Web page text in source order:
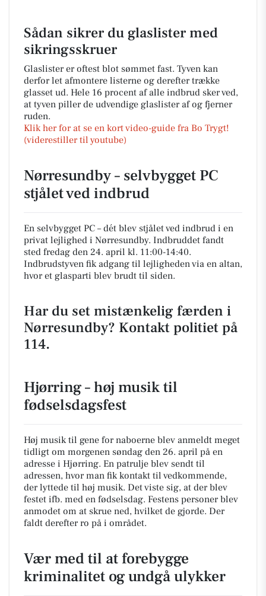
Sådan sikrer du glaslister med
sikringsskruer
Glaslister er oftest blot sømmet fast. Tyven kan
derfor let afmontere listerne og derefter trække
glasset ud. Hele 16 procent af alle indbrud sker ved,
at tyven piller de udvendige glaslister af og fjerner
ruden.
Klik her for at se en kort video-guide fra Bo Trygt!
(viderestiller til youtube)
Nørresundby – selvbygget PC
stjålet ved indbrud
En selvbygget PC – dét blev stjålet ved indbrud i en
privat lejlighed i Nørresundby. Indbruddet fandt
sted fredag den 24. april kl. 11:00-14:40.
Indbrudstyven fik adgang til lejligheden via en altan,
hvor et glasparti blev brudt til siden.
Har du set mistænkelig færden i
Nørresundby? Kontakt politiet på
114.
Hjørring – høj musik til
fødselsdagsfest
Høj musik til gene for naboerne blev anmeldt meget
tidligt om morgenen søndag den 26. april på en
adresse i Hjørring. En patrulje blev sendt til
adressen, hvor man fik kontakt til vedkommende,
der lyttede til høj musik. Det viste sig, at der blev
festet ifb. med en fødselsdag. Festens personer blev
anmodet om at skrue ned, hvilket de gjorde. Der
faldt derefter ro på i området.
Vær med til at forebygge
kriminalitet og undgå ulykker